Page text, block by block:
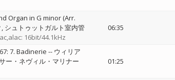
Organ in G minor (Arr.
シュトゥットガルト室内管
16bit/44.1kHz
06:35
7. Badinerie -- ウィリア
ー・ネヴィル・マリナー
01:25